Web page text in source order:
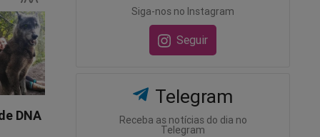
uma
de
do
Siga-nos no Instagram
Seguir
Telegram
Receba as notícias do dia no
Telegram